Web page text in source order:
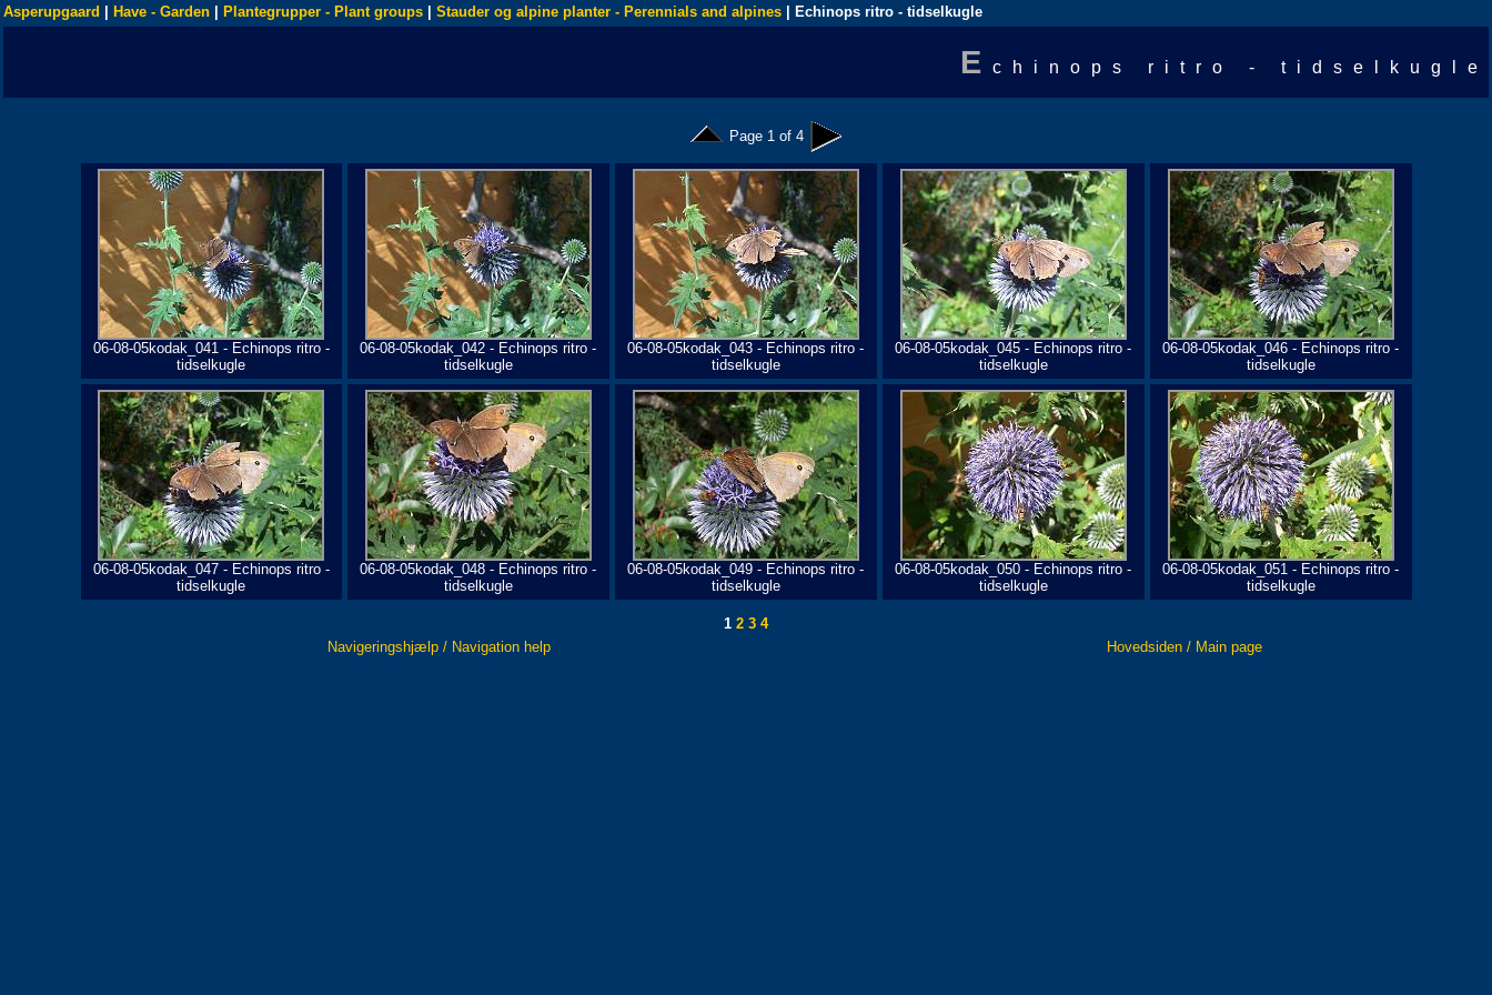
Asperupgaard Have - Garden Plantegrupper - Plant groups Stauder og alpine planter - Perennials and alpines | Echinops ritro - tidselkugle
E chinops ritro - tidselkugle
Page 1 of 4
06-08-05kodak_041 - Echinops ritro -
tidselkugle
06-08-05kodak_042 - Echinops ritro -
tidselkugle
06-08-05kodak_043 - Echinops ritro -
tidselkugle
06-08-05kodak_045 - Echinops ritro -
tidselkugle
06-08-05kodak_046 - Echinops ritro -
tidselkugle
06-08-05kodak_047 - Echinops ritro -
tidselkugle
06-08-05kodak_048 - Echinops ritro -
tidselkugle
06-08-05kodak_049 - Echinops ritro -
tidselkugle
06-08-05kodak_050 - Echinops ritro -
tidselkugle
06-08-05kodak_051 - Echinops ritro -
tidselkugle
1 2 3 4
Navigeringshjælp / Navigation help
Hovedsiden / Main page